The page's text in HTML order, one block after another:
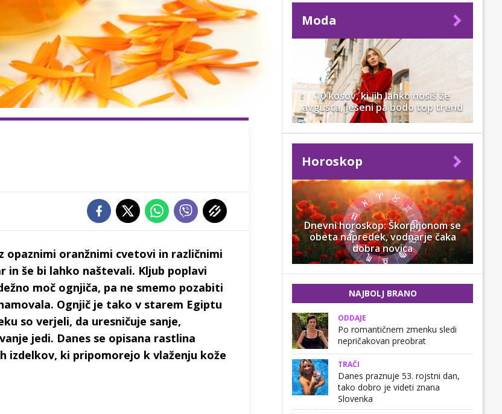
opaznimi oranžnimi cvetovi in različnimi
in še bi lahko naštevali. Kljub poplavi
moč ognjiča, pa ne smemo pozabiti
Ognjič je tako v starem Egiptu
so verjeli, da uresničuje sanje,
jedi. Danes se opisana rastlina
izdelkov, ki pripomorejo k vlaženju kože
Moda
10 kosov, ki jih lahko nosiš že
avgusta, jeseni pa bodo top trend
Horoskop
Dnevni horoskop: Škorpijonom se
obeta napredek, vodnarje čaka
dobra novica
NAJBOLJ BRANO
ODDAJE
Po romantičnem zmenku sledi
nepričakovan preobrat
TRAČI
Danes praznuje 53. rojstni dan,
tako dobro je videti znana
Slovenka